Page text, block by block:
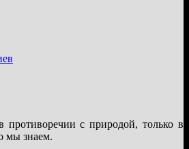
противоречии с природой, только в
мы знаем.